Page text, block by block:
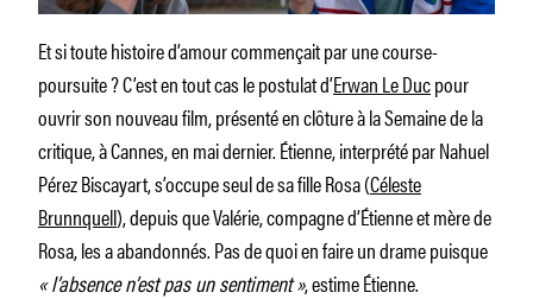
Et si toute histoire d’amour commençait par une course-
poursuite ? C’est en tout cas le postulat d’Erwan Le Ducpour
ouvrir son nouveau film, présenté en clôture à la Semaine de la
critique, à Cannes, en mai dernier. Étienne, interprété par Nahuel
Pérez Biscayart, s’occupe seul de sa fille Rosa (Céleste
Brunnquell), depuis que Valérie, compagne d’Étienne et mère de
Rosa, les a abandonnés. Pas de quoi en faire un drame puisque
« l’absence n’est pas un sentiment », estime Étienne.